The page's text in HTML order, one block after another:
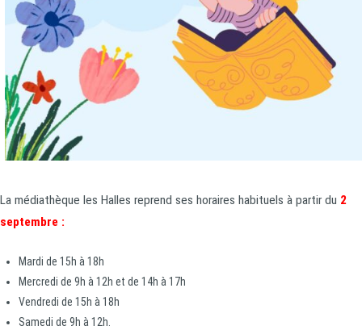
La médiathèque les Halles reprend ses horaires habituels à partir du 2
septembre :
Mardi de 15h à 18h
Mercredi de 9h à 12h et de 14h à 17h
Vendredi de 15h à 18h
Samedi de 9h à 12h.